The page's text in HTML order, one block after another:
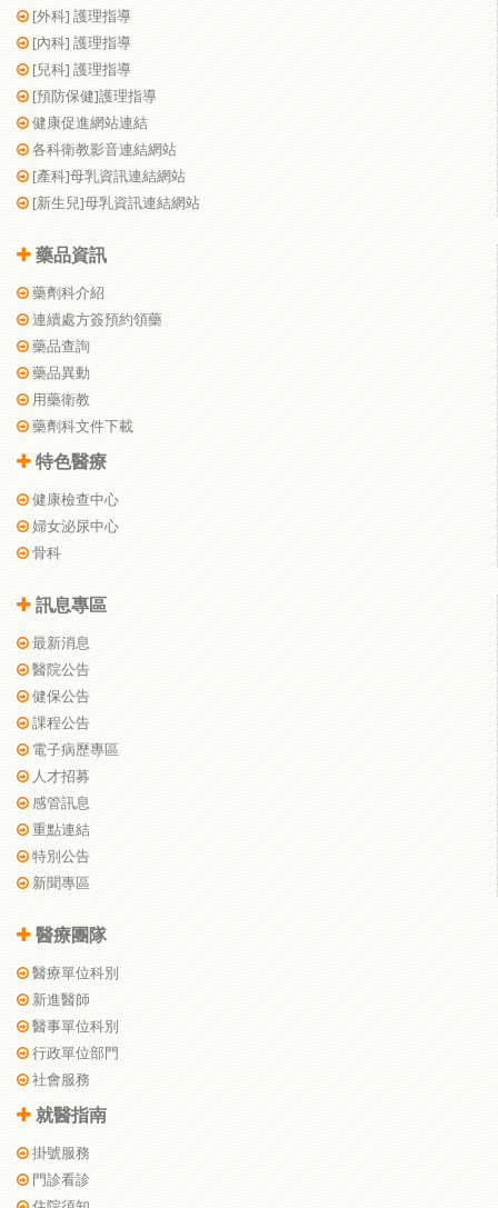
[外科] 護理指導
[內科] 護理指導
[兒科] 護理指導
[預防保健]護理指導
健康促進網站連結
各科衛教影音連結網站
[產科]母乳資訊連結網站
[新生兒]母乳資訊連結網站
藥品資訊
藥劑科介紹
連續處方簽預約領藥
藥品查詢
藥品異動
用藥衛教
藥劑科文件下載
特色醫療
健康檢查中心
婦女泌尿中心
骨科
訊息專區
最新消息
醫院公告
健保公告
課程公告
電子病歷專區
人才招募
感管訊息
重點連結
特別公告
新聞專區
醫療團隊
醫療單位科別
新進醫師
醫事單位科別
行政單位部門
社會服務
就醫指南
掛號服務
門診看診